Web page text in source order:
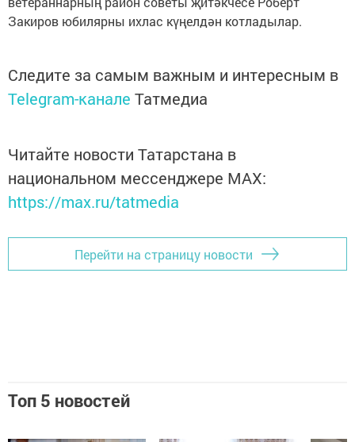
Закиров юбилярны ихлас күңелдән котладылар.
Следите за самым важным и интересным в
Telegram-канале Татмедиа
Читайте новости Татарстана в
национальном мессенджере MАХ:
https://max.ru/tatmedia
Перейти на страницу новости
Топ 5 новостей